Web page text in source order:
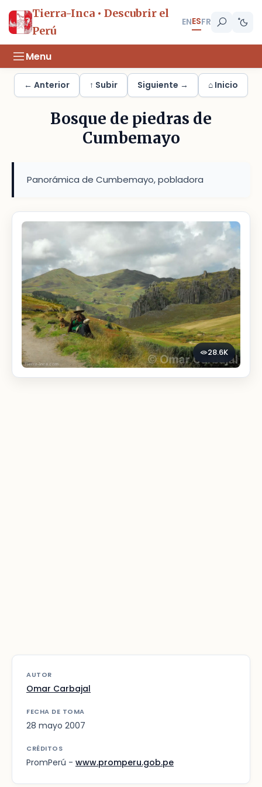
Tierra-Inca • Descubrir el
Perú
ENESFR
Menu
← Anterior ↑ Subir Siguiente → ⌂ Inicio
Bosque de piedras de
Cumbemayo
Panorámica de Cumbemayo, pobladora
28.6K
AUTOR
Omar Carbajal
FECHA DE TOMA
28 mayo 2007
CRÉDITOS
PromPerú - www.promperu.gob.pe